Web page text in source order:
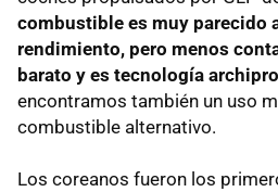
combustible es muy parecido
rendimiento, pero menos
barato y es tecnología
encontramos también un uso
combustible alternativo.
Los coreanos fueron los